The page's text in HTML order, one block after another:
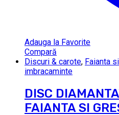
Adauga la Favorite
Compară
Discuri & carote, Faianta
imbracaminte
DISC
FAIANTA SI